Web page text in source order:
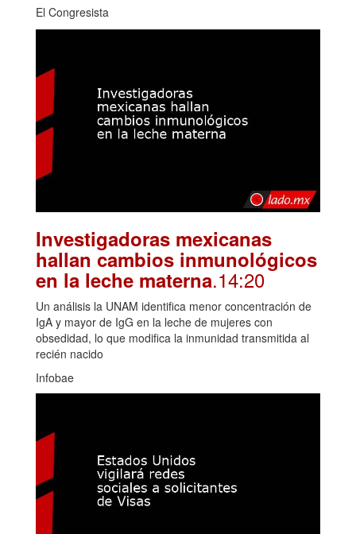
El Congresista
Investigadoras mexicanas
hallan cambios inmunológicos
en la leche materna.14:20
Un análisis la UNAM identifica menor concentración de
IgA y mayor de IgG en la leche de mujeres con
obsedidad, lo que modifica la inmunidad transmitida al
recién nacido
Infobae